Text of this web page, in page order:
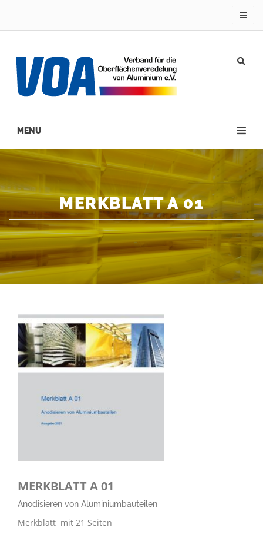
navigation
MERKBLATT A 01
MERKBLATT A 01
Anodisieren von Aluminiumbauteilen
Merkblatt mit 21 Seiten